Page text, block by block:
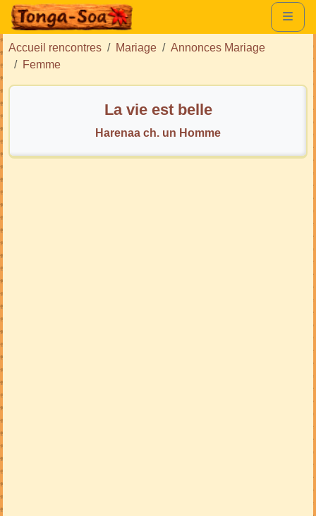
Accueil rencontres Mariage
Annonces Mariage
Femme
La vie est belle
Harenaa ch. un Homme